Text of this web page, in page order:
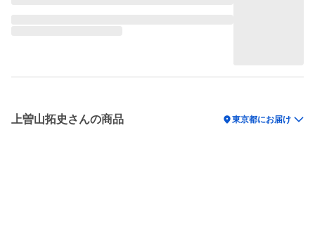
上曽山拓史さんの商品 location_on東京都にお届け